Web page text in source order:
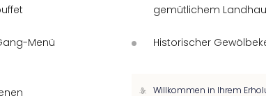
Menü
gemütlichem
Historischer
Willkommen in Ihrem